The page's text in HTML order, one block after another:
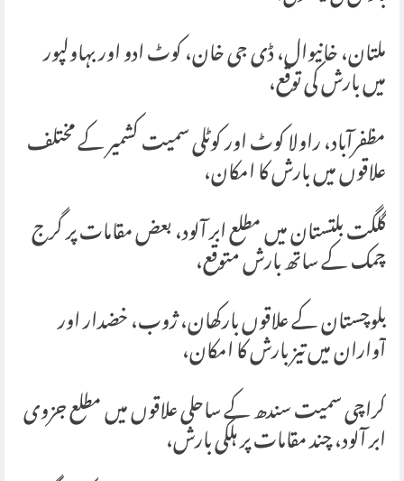
ملتان، خانیوال، ڈی جی خان، کوٹ ادو اور بہاولپور
میں بارش کی توقع،
مظفرآباد، راولا کوٹ اور کوٹلی سمیت کشمیر کے مختلف
علاقوں میں بارش کا امکان،
گلگت بلتستان میں مطلع ابر آلود، بعض مقامات پر گرج
چمک کے ساتھ بارش متوقع،
بلوچستان کے علاقوں بارکھان، ژوب، خضدار اور
آواران میں تیز بارش کا امکان،
کراچی سمیت سندھ کے ساحلی علاقوں میں مطلع جزوی
ابر آلود، چند مقامات پر ہلکی بارش،